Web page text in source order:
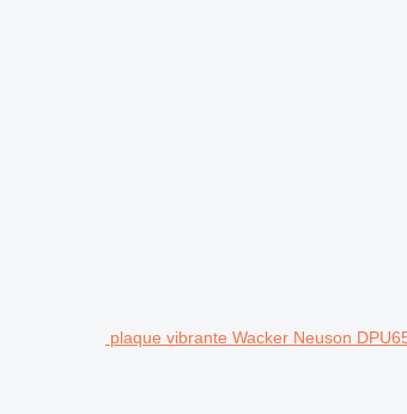
plaque vibrante Wacker Neuson